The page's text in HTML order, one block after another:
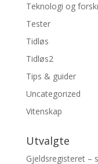
Teknologi og
Tester
Tidløs
Tidløs2
Tips & guider
Uncategorized
Vitenskap
Utvalgte
Gjeldsregisteret –